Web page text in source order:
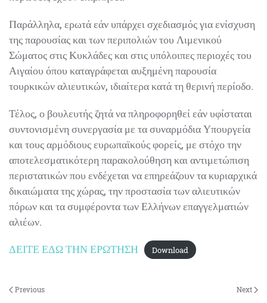
Παράλληλα, ερωτά εάν υπάρχει σχεδιασμός για ενίσχυση
της παρουσίας και των περιπολιών του Λιμενικού
Σώματος στις Κυκλάδες και στις υπόλοιπες περιοχές του
Αιγαίου όπου καταγράφεται αυξημένη παρουσία
τουρκικών αλιευτικών, ιδιαίτερα κατά τη θερινή περίοδο.
Τέλος, ο βουλευτής ζητά να πληροφορηθεί εάν υφίσταται
συντονισμένη συνεργασία με τα συναρμόδια Υπουργεία
και τους αρμόδιους ευρωπαϊκούς φορείς, με στόχο την
αποτελεσματικότερη παρακολούθηση και αντιμετώπιση
περιστατικών που ενδέχεται να επηρεάζουν τα κυριαρχικά
δικαιώματα της χώρας, την προστασία των αλιευτικών
πόρων και τα συμφέροντα των Ελλήνων επαγγελματιών
αλιέων.
ΔΕΙΤΕ ΕΔΩ ΤΗΝ ΕΡΩΤΗΣΗ
Download
Previous Next